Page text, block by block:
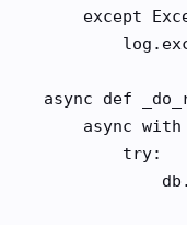
except
async def
async with
        try: